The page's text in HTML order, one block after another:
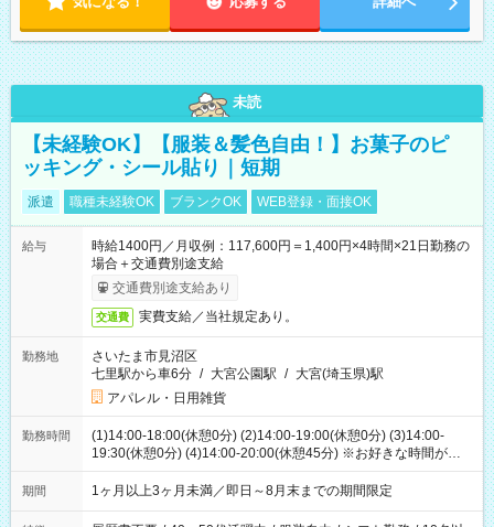
未読
【未経験OK】【服装＆髪色自由！】お菓子のピ
ッキング・シール貼り｜短期
派遣 職種未経験OK ブランクOK WEB登録・面接OK
給与
時給1400円／月収例：117,600円＝1,400円×4時間×21日勤務の
場合＋交通費別途支給
交通費別途支給あり
交通費 実費支給／当社規定あり。
勤務地
さいたま市見沼区
七里駅から車6分 / 大宮公園駅 / 大宮(埼玉県)駅
アパレル・日用雑貨
勤務時間
(1)14:00-18:00(休憩0分) (2)14:00-19:00(休憩0分) (3)14:00-
19:30(休憩0分) (4)14:00-20:00(休憩45分) ※お好きな時間が選べ
ます
期間 1ヶ月以上3ヶ月未満／即日～8月末までの期間限定